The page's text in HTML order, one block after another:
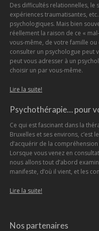
Des difficultés relationnelles, le
expériences traumatisantes,
psychologiques. Mais bien
réellement la raison de ce «
vous-même, de votre famille ou
consulter un psychologue peut
peut vous adresser à un
choisir un par vous-même.
Lire la suite!
Psychothérapie… pour
Ce qui est fascinant dans la
Bruxelles et ses environs,
d’acquérir de la
Lorsque vous venez en
nous allons tout d’abord
manifeste, d’où il vient, et les
Lire la suite!
Nos partenaires